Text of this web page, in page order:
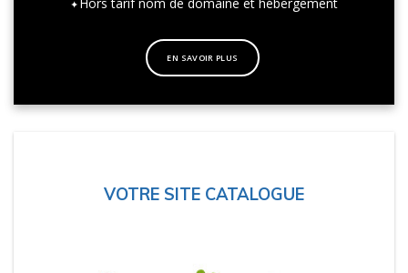
EN SAVOIR PLUS
VOTRE SITE CATALOGUE